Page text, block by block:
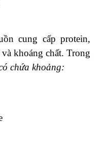
cung cấp protein,
khoáng chất. Trong
chứa khoảng: